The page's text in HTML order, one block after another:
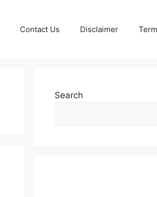
Contact Us Disclaimer
Search